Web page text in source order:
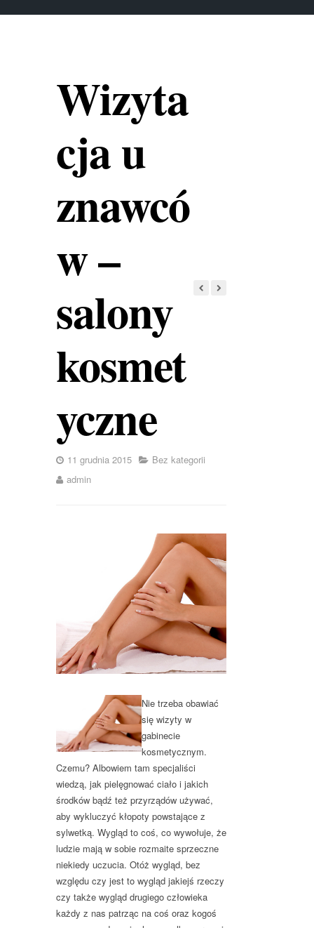
Wizyta
cja u
znawcó
w –
salony
kosmet
yczne
11 grudnia 2015
Bez kategorii
admin
Nie trzeba obawiać
się wizyty w
gabinecie
kosmetycznym.
Czemu? Albowiem tam specjaliści
wiedzą, jak pielęgnować ciało i jakich
środków bądź też przyrządów używać,
aby wykluczyć kłopoty powstające z
sylwetką. Wygląd to coś, co wywołuje, że
ludzie mają w sobie rozmaite sprzeczne
niekiedy uczucia. Otóż wygląd, bez
względu czy jest to wygląd jakiejś rzeczy
czy także wygląd drugiego człowieka
każdy z nas patrząc na coś oraz kogoś